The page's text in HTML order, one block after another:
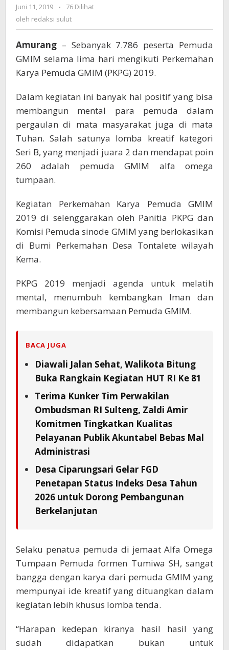
Atas
Pemuda
GMIM
Alfa
Omega
Tumpaan
Juni 11, 2019
oleh
redaksi
-
76 Dilihat
oleh redaksi sulut
Amurang – Sebanyak 7.786 peserta Pemuda
GMIM selama lima hari mengikuti Perkemahan
Karya Pemuda GMIM (PKPG) 2019.
Dalam kegiatan ini banyak hal positif yang bisa
membangun mental para pemuda dalam
pergaulan di mata masyarakat juga di mata
Tuhan. Salah satunya lomba kreatif kategori
Seri B, yang menjadi juara 2 dan mendapat poin
260 adalah pemuda GMIM alfa omega
tumpaan.
Kegiatan Perkemahan Karya Pemuda GMIM
2019 di selenggarakan oleh Panitia PKPG dan
Komisi Pemuda sinode GMIM yang berlokasikan
di Bumi Perkemahan Desa Tontalete wilayah
Kema.
PKPG 2019 menjadi agenda untuk melatih
mental, menumbuh kembangkan Iman dan
membangun kebersamaan Pemuda GMIM.
BACA JUGA
Diawali Jalan Sehat, Walikota Bitung
Buka Rangkain Kegiatan HUT RI Ke 81
Terima Kunker Tim Perwakilan
Ombudsman RI Sulteng, Zaldi Amir
Komitmen Tingkatkan Kualitas
Pelayanan Publik Akuntabel Bebas Mal
Administrasi
Desa Ciparungsari Gelar FGD
Penetapan Status Indeks Desa Tahun
2026 untuk Dorong Pembangunan
Berkelanjutan
Selaku penatua pemuda di jemaat Alfa Omega
Tumpaan Pemuda formen Tumiwa SH, sangat
bangga dengan karya dari pemuda GMIM yang
mempunyai ide kreatif yang dituangkan dalam
kegiatan lebih khusus lomba tenda.
“Harapan kedepan kiranya hasil hasil yang
sudah didapatkan bukan untuk